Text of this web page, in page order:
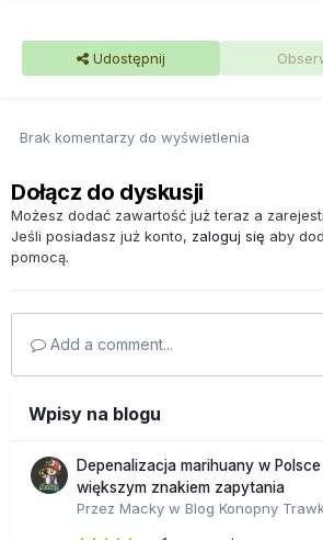
Udostępnij
Brak komentarzy do wyświetlenia
Dołącz do dyskusji
Możesz dodać zawartość już teraz a
Jeśli posiadasz już konto, zaloguj się aby
pomocą.
Add a comment...
Wpisy na blogu
Depenalizacja marihuany w
większym znakiem zapytania
Przez Macky w Blog Konopny